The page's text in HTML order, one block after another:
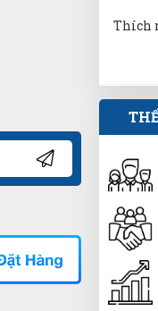
Thích
PQ
Giao
không
quá
NÝ